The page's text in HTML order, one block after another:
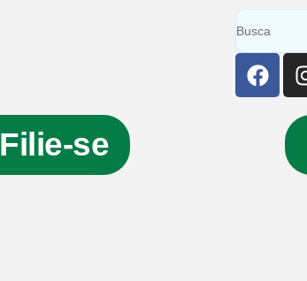
Filie-se